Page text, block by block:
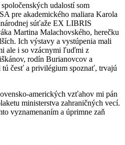
udalostí som
pre akademického maliara Karola
súťaže EX LIBRIS
Martina Malachovského, herečku
Ich výstavy a vystúpenia mali
ale i so vzácnymi ľuďmi z
rodín Burianovcov a
česť a privilégium spoznať, trvajú
amerických vzťahov mi pán
ministerstva zahraničných vecí.
vyznamenaním a úprimne zaň